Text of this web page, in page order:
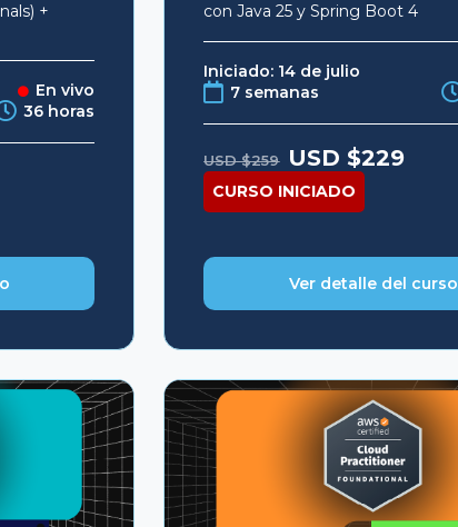
+
En vivo
36 horas
con Java 25 y Spring Boot 4
Iniciado: 14 de julio
7 semanas
USD $259 Original
price
was:
USD
$259.
USD $229
CURSO INICIADO
Ver detalle del curso